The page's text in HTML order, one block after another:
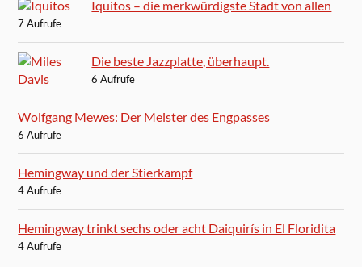
Iquitos – die merkwürdigste Stadt von allen
7 Aufrufe
Die beste Jazzplatte, überhaupt.
6 Aufrufe
Wolfgang Mewes: Der Meister des Engpasses
6 Aufrufe
Hemingway und der Stierkampf
4 Aufrufe
Hemingway trinkt sechs oder acht Daiquirís in El Floridita
4 Aufrufe